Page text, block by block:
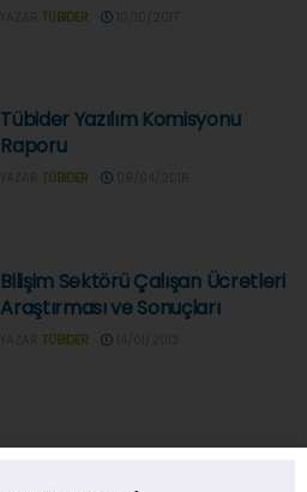
TÜBIDER
Tübider Yazılım Komisyonu
Raporu
TÜBIDER
Bilişim Sektörü Çalışan Ücretleri
Araştırması ve Sonuçları
TÜBIDER